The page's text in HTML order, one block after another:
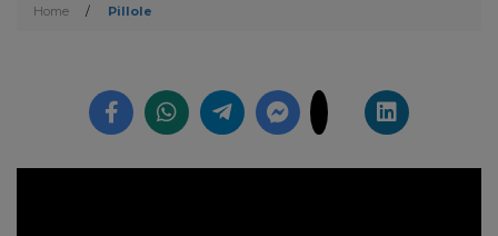
Home / Pillole